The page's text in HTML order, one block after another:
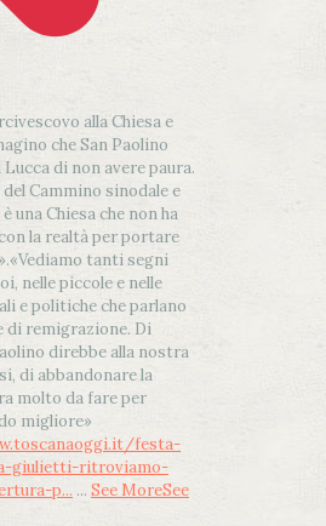
alla Chiesa e
che San Paolino
di non avere paura.
Cammino sinodale e
una Chiesa che non ha
la realtà per portare
.«Vediamo tanti segni
nelle piccole e nelle
e politiche che parlano
di remigrazione. Di
direbbe alla nostra
di abbandonare la
molto da fare per
migliore»
festa-
giulietti-ritroviamo-
p... ... See MoreSee